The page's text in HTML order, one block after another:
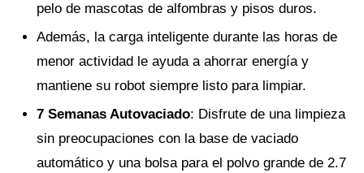
pelo de mascotas de alfombras y pisos duros.
Además, la carga inteligente durante las horas de
menor actividad le ayuda a ahorrar energía y
mantiene su robot siempre listo para limpiar.
7 Semanas Autovaciado: Disfrute de una limpieza
sin preocupaciones con la base de vaciado
automático y una bolsa para el polvo grande de 2.7